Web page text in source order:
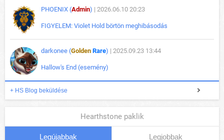
PHOENIX (Admin) | 2026.06.10 20:23
FIGYELEM: Violet Hold börtön meghibásodás
darkonee (Golden Rare) | 2025.09.23 13:44
Hallow's End (esemény)
+ HS Blog beküldése
Hearthstone paklik
Legújabbak Legjobbak